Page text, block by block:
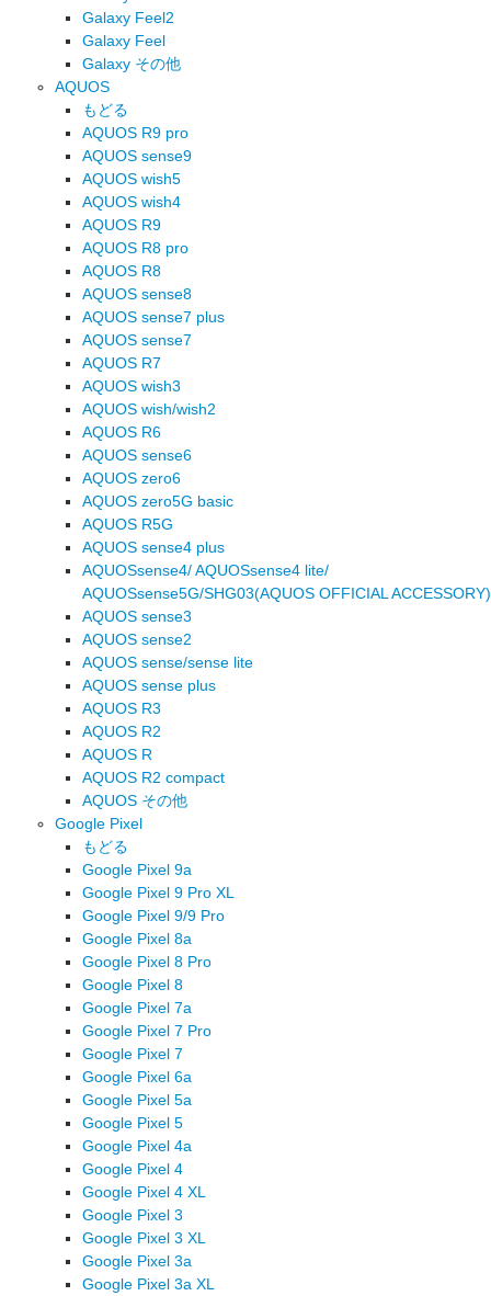
Galaxy Feel2
Galaxy Feel
Galaxy その他
AQUOS
もどる
AQUOS R9 pro
AQUOS sense9
AQUOS wish5
AQUOS wish4
AQUOS R9
AQUOS R8 pro
AQUOS R8
AQUOS sense8
AQUOS sense7 plus
AQUOS sense7
AQUOS R7
AQUOS wish3
AQUOS wish/wish2
AQUOS R6
AQUOS sense6
AQUOS zero6
AQUOS zero5G basic
AQUOS R5G
AQUOS sense4 plus
AQUOSsense4/ AQUOSsense4 lite/
AQUOSsense5G/SHG03(AQUOS OFFICIAL ACCESSORY)
AQUOS sense3
AQUOS sense2
AQUOS sense/sense lite
AQUOS sense plus
AQUOS R3
AQUOS R2
AQUOS R
AQUOS R2 compact
AQUOS その他
Google Pixel
もどる
Google Pixel 9a
Google Pixel 9 Pro XL
Google Pixel 9/9 Pro
Google Pixel 8a
Google Pixel 8 Pro
Google Pixel 8
Google Pixel 7a
Google Pixel 7 Pro
Google Pixel 7
Google Pixel 6a
Google Pixel 5a
Google Pixel 5
Google Pixel 4a
Google Pixel 4
Google Pixel 4 XL
Google Pixel 3
Google Pixel 3 XL
Google Pixel 3a
Google Pixel 3a XL